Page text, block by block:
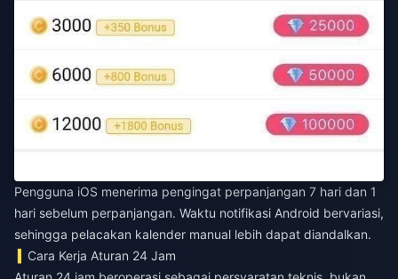
Pengguna iOS menerima pengingat perpanjangan 7 hari dan 1
hari sebelum perpanjangan. Waktu notifikasi Android bervariasi,
sehingga pelacakan kalender manual lebih dapat diandalkan.
Cara Kerja Aturan 24 Jam